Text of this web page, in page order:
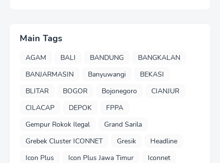
Main Tags
AGAM BALI BANDUNG
BANGKALAN
BANJARMASIN
Banyuwangi
BEKASI
BLITAR
BOGOR Bojonegoro
CIANJUR
CILACAP
DEPOK
FPPA
Gempur Rokok Ilegal
Grand Sarila
Grebek Cluster ICONNET
Gresik
Headline
Icon Plus
Icon Plus Jawa Timur
Iconnet